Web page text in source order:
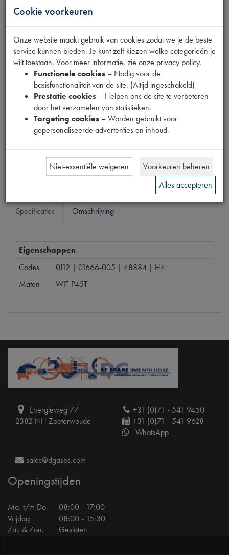
VALSE H4
Productnummer
1880342
Prijs
4,51 (€ 3,73 excl. btw)
Specificaties Omschrijving
Eigenschappen
Codes
0112 | 01666-005 | 48884 | H4
Maten
WIT P45T
Energieweg 77
2382 NH Zoeterwoude
+31 (0)71 - 541 9450
+31 (0)71 - 541 9628
WhatsApp
sales@dgasps.com
Openingstijden
Ma. t/m Do.
08:00 - 17:00
Vrijdag
08:00 - 15:30
Zat. & Zon.
Gesloten
Cookie voorkeuren
Onze website maakt gebruik van cookies zodat we je de beste
service kunnen bieden. Je kunt zelf kiezen welke categorieën je
wilt toestaan. Voor meer informatie, zie onze privacy policy.
Functionele cookies – Nodig voor de
basisfunctionaliteit van de site. (Altijd ingeschakeld)
Prestatie cookies – Helpen ons de site te verbeteren
door het verzamelen van statistieken.
Targeting cookies – Worden gebruikt voor
gepersonaliseerde advertenties en inhoud.
Niet-essentiële weigeren
Voorkeuren beheren
Alles accepteren